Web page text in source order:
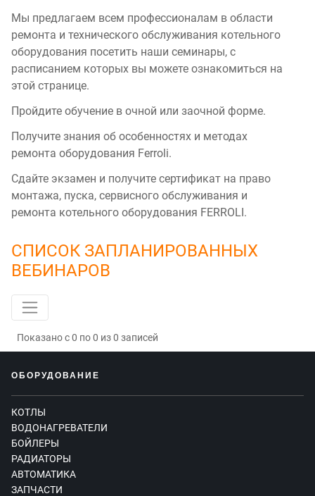
Мы предлагаем всем профессионалам в области
ремонта и технического обслуживания котельного
оборудования посетить наши семинары, с
расписанием которых вы можете ознакомиться на
этой странице.
Пройдите обучение в очной или заочной форме.
Получите знания об особенностях и методах
ремонта оборудования Ferroli.
Сдайте экзамен и получите сертификат на право
монтажа, пуска, сервисного обслуживания и
ремонта котельного оборудования FERROLI.
СПИСОК ЗАПЛАНИРОВАННЫХ
ВЕБИНАРОВ
Показано с 0 по 0 из 0 записей
ОБОРУДОВАНИЕ
КОТЛЫ
ВОДОНАГРЕВАТЕЛИ
БОЙЛЕРЫ
РАДИАТОРЫ
АВТОМАТИКА
ЗАПЧАСТИ